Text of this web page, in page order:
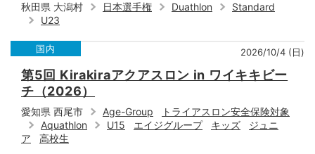
秋田県 大潟村 日本選手権 Duathlon
Standard
U23
国内 2026/10/4 (日)
第5回 Kirakiraアクアスロン in ワイキキビー
チ（2026）
愛知県 西尾市 Age-Group
トライアスロン安全保険対象
Aquathlon
U15 エイジグループ キッズ
ジュニ
ア
高校生